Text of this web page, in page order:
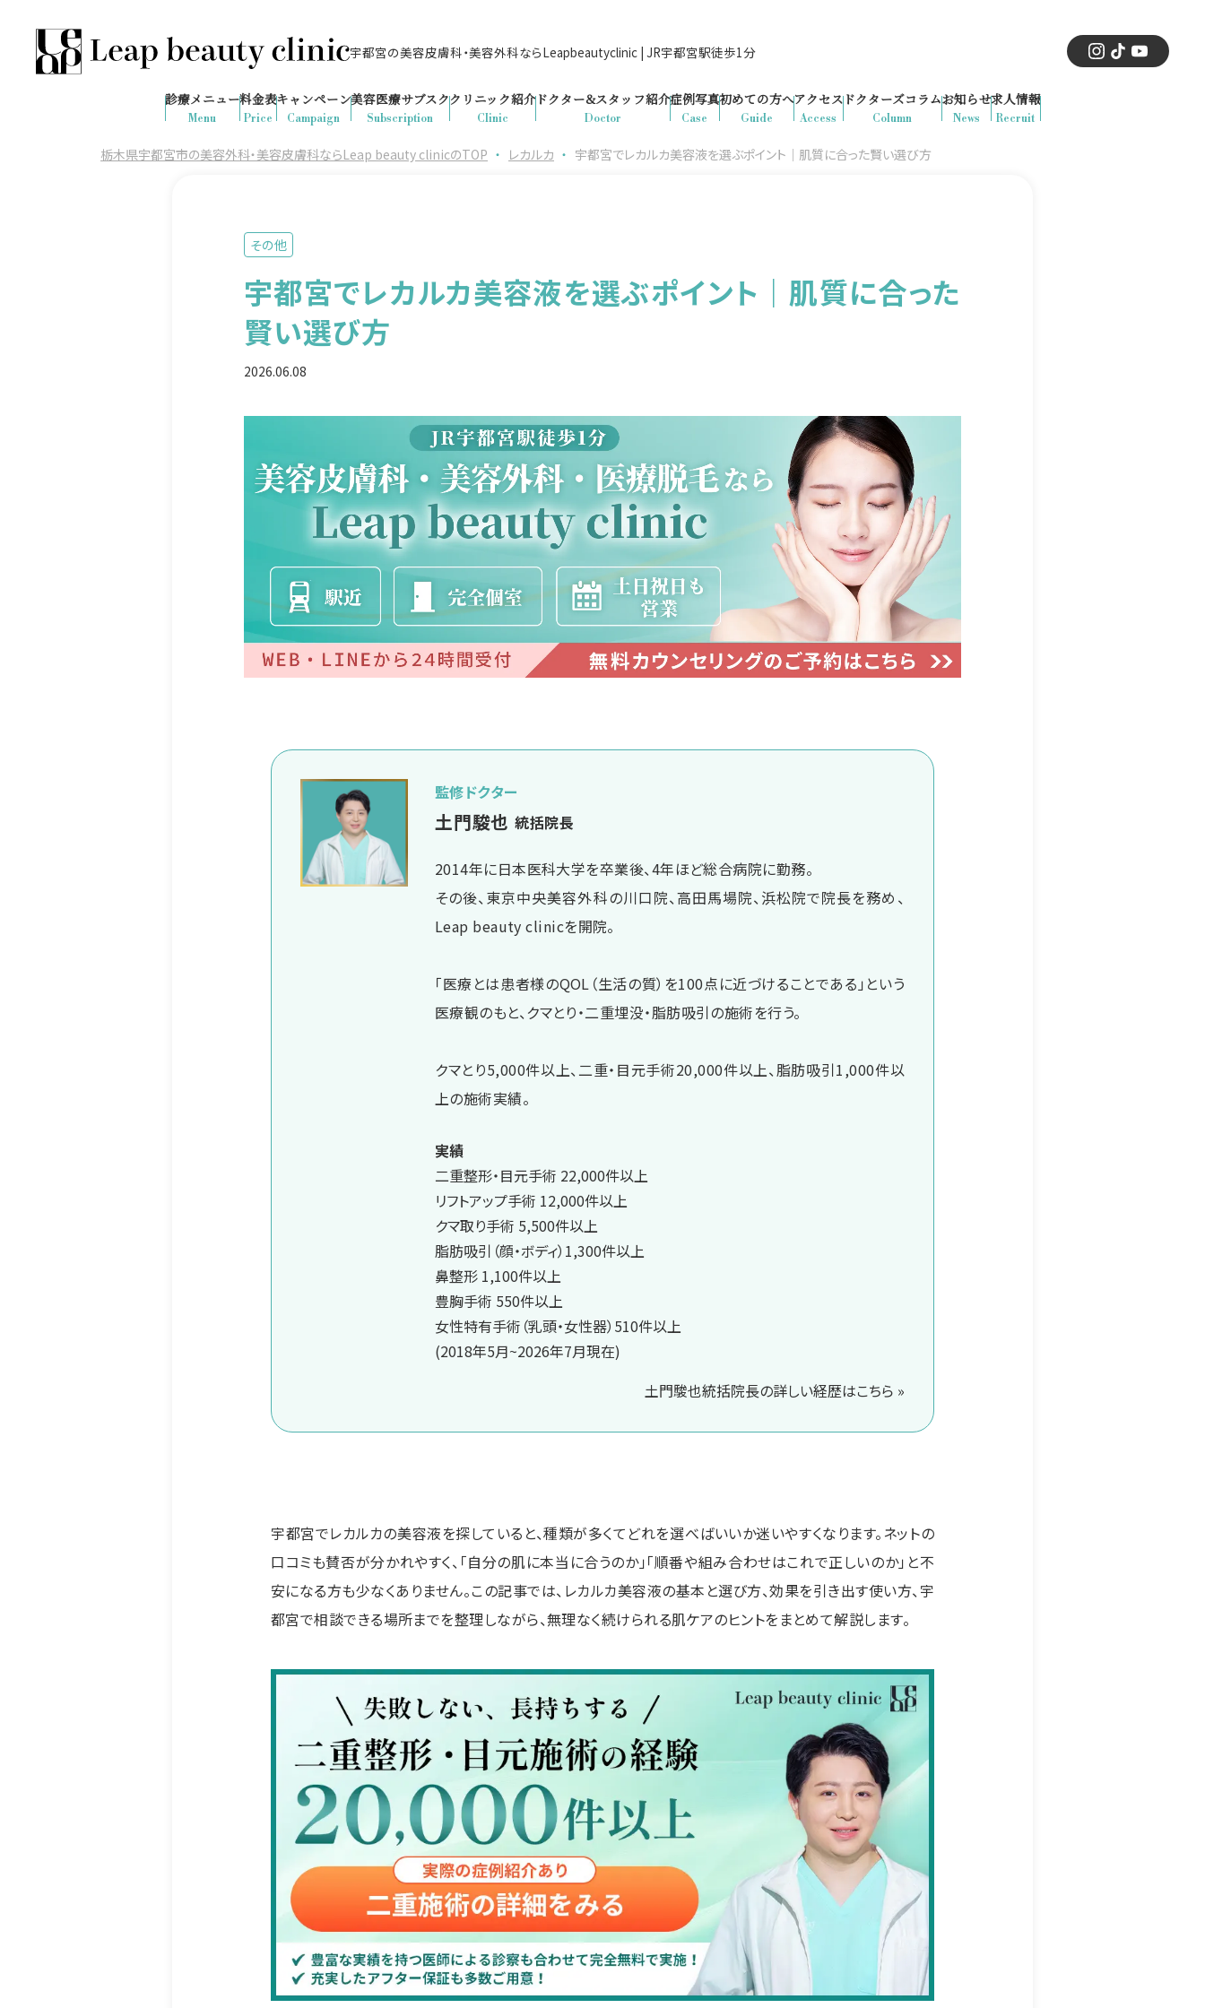
宇都宮の美容皮膚科・美容外科ならLeapbeautyclinic | JR宇都宮駅徒歩1分
の予約が入りました
診療時間：10:00-19:00
（土日祝日対応）
Menu
診療メニュー
Price
料金表
Campaign
キャンペーン
Subscription
美容医療サブスク
Clinic
クリニック紹介
Doctor
ドクター&スタッフ紹介
Case
症例写真
Guide
初めての方へ
Access
アクセス
Column
ドクターズコラム
News
お知らせ
Recruit
求人情報
栃木県宇都宮市の美容外科・美容皮膚科ならLeap beauty clinicのTOP ・ レカルカ ・ 宇都宮でレカルカ美容液を選ぶポイント｜肌質に合った賢い選び方
その他
宇都宮でレカルカ美容液を選ぶポイント｜肌質に合った
賢い選び方
2026.06.08
監修ドクター
土門駿也 統括院長
2014年に日本医科大学を卒業後、4年ほど総合病院に勤務。
その後、東京中央美容外科の川口院、高田馬場院、浜松院で院長を務め、
Leap beauty clinicを開院。
「医療とは患者様のQOL（生活の質）を100点に近づけることである」という
医療観のもと、クマとり・二重埋没・脂肪吸引の施術を行う。
クマとり5,000件以上、二重・目元手術20,000件以上、脂肪吸引1,000件以
上の施術実績。
実績
二重整形・目元手術 22,000件以上
リフトアップ手術 12,000件以上
クマ取り手術 5,500件以上
脂肪吸引（顔・ボディ）1,300件以上
鼻整形 1,100件以上
豊胸手術 550件以上
女性特有手術（乳頭・女性器）510件以上
(2018年5月~2026年7月現在)
土門駿也統括院長の詳しい経歴はこちら »
宇都宮でレカルカの美容液を探していると、種類が多くてどれを選べばいいか迷いやすくなります。ネットの
口コミも賛否が分かれやすく、「自分の肌に本当に合うのか」「順番や組み合わせはこれで正しいのか」と不
安になる方も少なくありません。この記事では、レカルカ美容液の基本と選び方、効果を引き出す使い方、宇
都宮で相談できる場所までを整理しながら、無理なく続けられる肌ケアのヒントをまとめて解説します。